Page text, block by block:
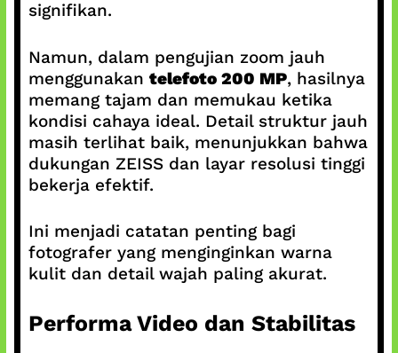
signifikan.
Namun, dalam pengujian zoom jauh
menggunakan telefoto 200 MP, hasilnya
memang tajam dan memukau ketika
kondisi cahaya ideal. Detail struktur jauh
masih terlihat baik, menunjukkan bahwa
dukungan ZEISS dan layar resolusi tinggi
bekerja efektif.
Ini menjadi catatan penting bagi
fotografer yang menginginkan warna
kulit dan detail wajah paling akurat.
Performa Video dan Stabilitas